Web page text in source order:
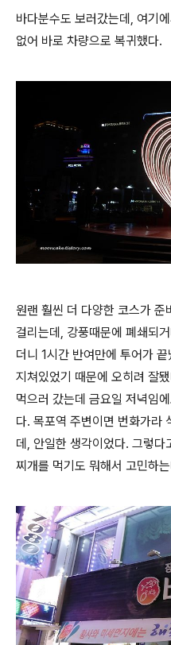
바다분수도 보러갔는데, 여기
없어 바로 차량으로 복귀했다.
원랜 훨씬 더 다양한 코스가
걸리는데, 강풍때문에 폐쇄되
더니 1시간 반여만에 투어가
지쳐있었기 때문에 오히려 잘
먹으러 갔는데 금요일 저녁임
다. 목포역 주변이면 번화가라
데, 안일한 생각이었다. 그렇
찌개를 먹기도 뭐해서 고민하